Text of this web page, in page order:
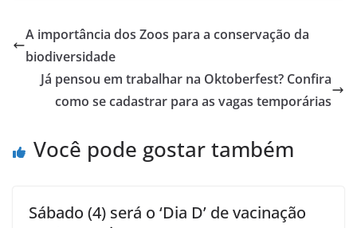
A importância dos Zoos para a conservação da
biodiversidade
Já pensou em trabalhar na Oktoberfest? Confira
como se cadastrar para as vagas temporárias
Você pode gostar também
Sábado (4) será o ‘Dia D’ de vacinação